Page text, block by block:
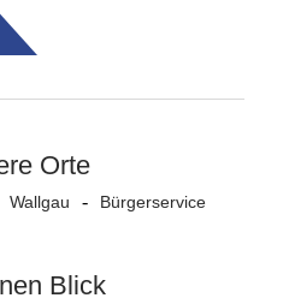
Orte
Wallgau Bürgerservice
Blick